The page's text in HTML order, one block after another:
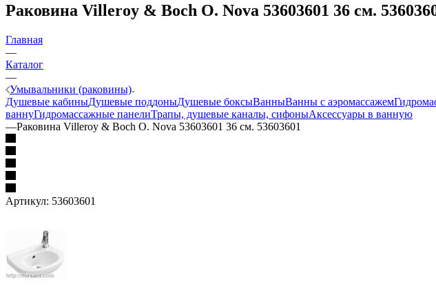
Раковина Villeroy & Boch O. Nova 53603601 36 см.
Главная
—
Каталог
—
Умывальники (раковины)
Душевые кабиныДушевые поддоныДушевые боксыВанныВанны с аэромассажем
ваннуГидромассажные панелиТрапы, душевые каналы, сифоныАксессуары в ванную
—Раковина Villeroy & Boch O. Nova 53603601 36 см. 53603601
Артикул: 53603601